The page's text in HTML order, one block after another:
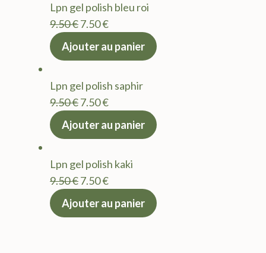
9.50 €.7.50 €.
Lpn gel polish bleu roi
9.50€Le
prix
9.50 €.
7.50€Le
actuel
7.50 €.
Ajouter au panier
Lpn gel polish saphir
9.50€Le
prix
9.50 €.
7.50€Le
actuel
7.50 €.
Ajouter au panier
Lpn gel polish kaki
9.50€Le
prix
7.50€Le
actuel
Ajouter au panier